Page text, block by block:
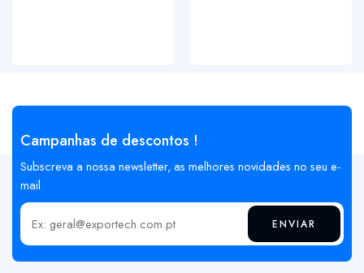
Campanhas de descontos !
Subscreva a nossa newsletter, as melhores novidades no seu e-
mail
Insira o seu email ENVIAR